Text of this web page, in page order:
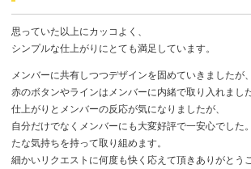
思っていた以上にカッコよく、
シンプルな仕上がりにとても満足しています。
メンバーに共有しつつデザインを固めていきましたが、
赤のボタンやラインはメンバーに内緒で取り入れました
仕上がりとメンバーの反応が気になりましたが、
自分だけでなくメンバーにも大変好評で一安心でした
たな気持ちを持って取り組めます。
細かいリクエストに何度も快く応えて頂きありがとう